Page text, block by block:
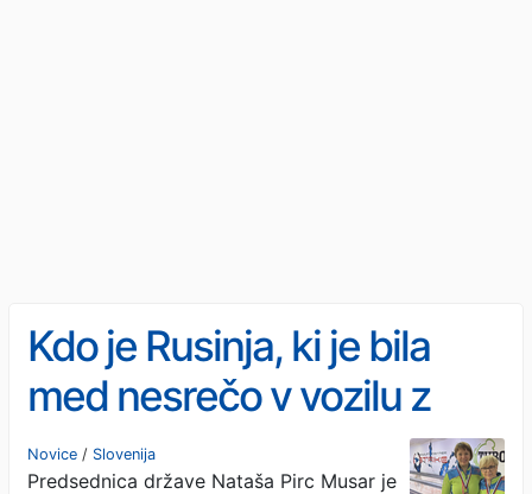
Kdo je Rusinja, ki je bila
med nesrečo v vozilu z
Natašo Pirc Musar?
Novice / Slovenija
Predsednica države Nataša Pirc Musar je